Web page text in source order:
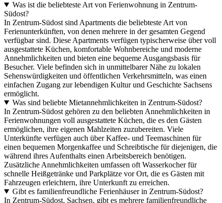
Was ist die beliebteste Art von Ferienwohnung in Zentrum-
Südost?
In Zentrum-Südost sind Apartments die beliebteste Art von
Ferienunterkünften, von denen mehrere in der gesamten Gegend
verfügbar sind. Diese Apartments verfügen typischerweise über voll
ausgestattete Küchen, komfortable Wohnbereiche und moderne
Annehmlichkeiten und bieten eine bequeme Ausgangsbasis für
Besucher. Viele befinden sich in unmittelbarer Nähe zu lokalen
Sehenswürdigkeiten und öffentlichen Verkehrsmitteln, was einen
einfachen Zugang zur lebendigen Kultur und Geschichte Sachsens
ermöglicht.
Was sind beliebte Mietannehmlichkeiten in Zentrum-Südost?
In Zentrum-Südost gehören zu den beliebten Annehmlichkeiten in
Ferienwohnungen voll ausgestattete Küchen, die es den Gästen
ermöglichen, ihre eigenen Mahlzeiten zuzubereiten. Viele
Unterkünfte verfügen auch über Kaffee- und Teemaschinen für
einen bequemen Morgenkaffee und Schreibtische für diejenigen, die
während ihres Aufenthalts einen Arbeitsbereich benötigen.
Zusätzliche Annehmlichkeiten umfassen oft Wasserkocher für
schnelle Heißgetränke und Parkplätze vor Ort, die es Gästen mit
Fahrzeugen erleichtern, ihre Unterkunft zu erreichen.
Gibt es familienfreundliche Ferienhäuser in Zentrum-Südost?
In Zentrum-Südost, Sachsen, gibt es mehrere familienfreundliche